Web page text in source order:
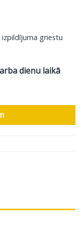
izpildījuma griestu
dienu laikā